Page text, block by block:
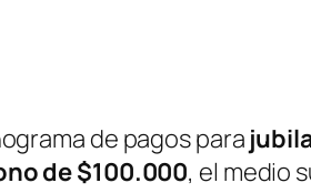
de pagos para
de $100.000, el medio